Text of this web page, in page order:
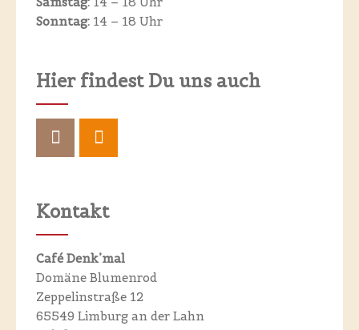
Sonntag: 14 – 18 Uhr
Hier findest Du uns auch
Kontakt
Café Denk’mal
Domäne Blumenrod
Zeppelinstraße 12
65549 Limburg an der Lahn